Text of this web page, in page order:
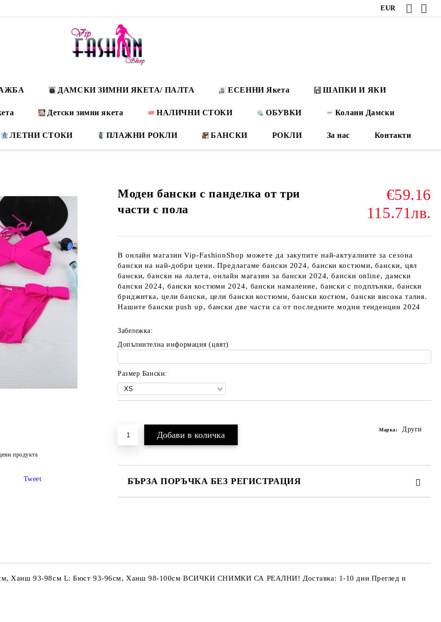
EUR
ДАМСКИ ЗИМНИ ЯКЕТА/ ПАЛТА ЕСЕННИ Якета ШАПКИ И ЯКИ
Детски зимни якета НАЛИЧНИ СТОКИ ОБУВКИ Колани Дамски
ЛЕТНИ СТОКИ ПЛАЖНИ РОКЛИ БАНСКИ РОКЛИ За нас Контакти
Моден бански с панделка от три
части с пола
€59.16
115.71лв.
В онлайн магазин Vip-FashionShop можете да закупите най-актуалните за сезона
бански на най-добри цени. Предлагаме бански 2024, бански костюми, бански, цял
бански, бански на лалета, онлайн магазин за бански 2024, бански online, дамски
бански 2024, бански костюми 2024, бански намаление, бански с подплънки, бански
бриджитка, цели бански, цели бански костюми, бански костюм, бански висока талия.
Нашите бански push up, бански две части са от последните модни тенденции 2024
Забележка:
Допълнителна информация (цвят)
Размер Бански:
Марка: Други
БЪРЗА ПОРЪЧКА БЕЗ РЕГИСТРАЦИЯ
продукта
Tweet
Ханш 93-98см L: Бюст 93-96см, Ханш 98-100см ВСИЧКИ СНИМКИ СА РЕАЛНИ! Доставка: 1-10 дни Преглед и